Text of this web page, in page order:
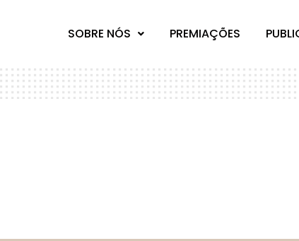
SOBRE NÓS PREMIAÇÕES